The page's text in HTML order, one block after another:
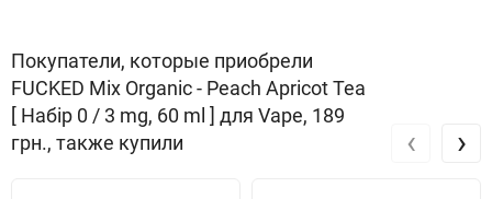
Покупатели, которые приобрели
FUCKED Mix Organic - Peach Apricot Tea
[ Набір 0 / 3 mg, 60 ml ] для Vape, 189
грн., также купили
‹ ›